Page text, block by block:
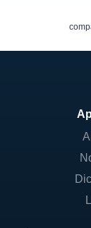
de energia.
tem
negócio da